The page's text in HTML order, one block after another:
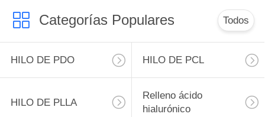
Categorías Populares Todos
HILO DE PDO HILO DE PCL
HILO DE PLLA
Relleno ácido
hialurónico